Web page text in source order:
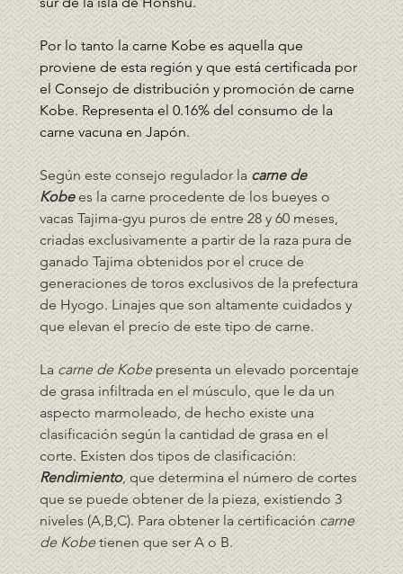
Por lo tanto la carne Kobe es aquella que
proviene de esta región y que está certificada por
el Consejo de distribución y promoción de carne
Kobe. Representa el 0.16% del consumo de la
carne vacuna en Japón.
Según este consejo regulador la carne de
Kobe es la carne procedente de los bueyes o
vacas Tajima-gyu puros de entre 28 y 60 meses,
criadas exclusivamente a partir de la raza pura de
ganado Tajima obtenidos por el cruce de
generaciones de toros exclusivos de la prefectura
de Hyogo. Linajes que son altamente cuidados y
que elevan el precio de este tipo de carne.
La carne de Kobe presenta un elevado porcentaje
de grasa infiltrada en el músculo, que le da un
aspecto marmoleado, de hecho existe una
clasificación según la cantidad de grasa en el
corte. Existen dos tipos de clasificación:
Rendimiento, que determina el número de cortes
que se puede obtener de la pieza, existiendo 3
niveles (A,B,C). Para obtener la certificación carne
de Kobe tienen que ser A o B.